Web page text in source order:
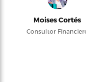
Moises Cortés
Consultor